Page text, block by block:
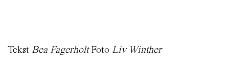
Tekst Bea FagerholtFoto Liv Winther